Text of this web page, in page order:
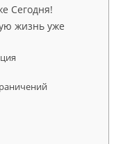
Сегодня!
жизнь уже